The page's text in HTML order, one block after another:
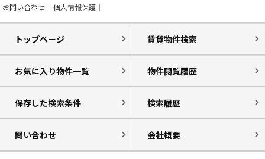
お問い合わせ
個人情報保護
トップページ 賃貸物件検索
お気に入り物件一覧 物件閲覧履歴
保存した検索条件 検索履歴
問い合わせ 会社概要